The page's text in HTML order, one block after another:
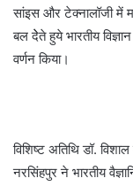
सांइस और टेक्नालॉजी में
बल देेते हुये भारतीय
वर्णन किया।
विशिष्ट अतिथि डॉ.
नरसिंहपुर ने भारतीय